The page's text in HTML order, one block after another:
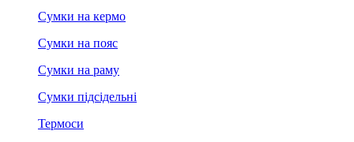
Сумки на кермо
Сумки на пояс
Сумки на раму
Сумки підсідельні
Термоси